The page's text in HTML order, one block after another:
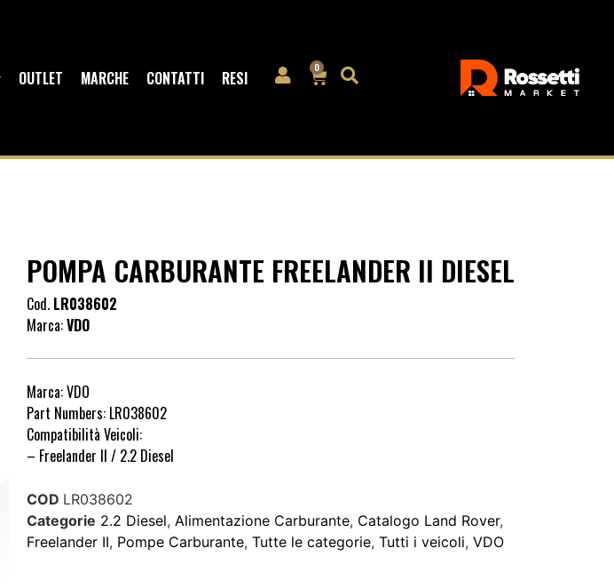
OUTLET MARCHE CONTATTI RESI 0
POMPA CARBURANTE FREELANDER II DIESEL
Cod. LR038602
Marca:VDO
Marca: VDO
Part Numbers: LR038602
Compatibilità Veicoli:
– Freelander II / 2.2 Diesel
COD LR038602
Categorie 2.2 Diesel, Alimentazione Carburante, Catalogo Land Rover,
Freelander II, Pompe Carburante, Tutte le categorie, Tutti i veicoli, VDO